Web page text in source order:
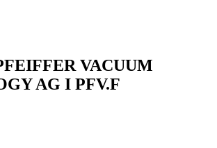
VACUUM
AG I PFV.F